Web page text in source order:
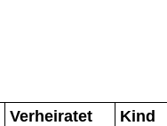
Verheiratet
Kind